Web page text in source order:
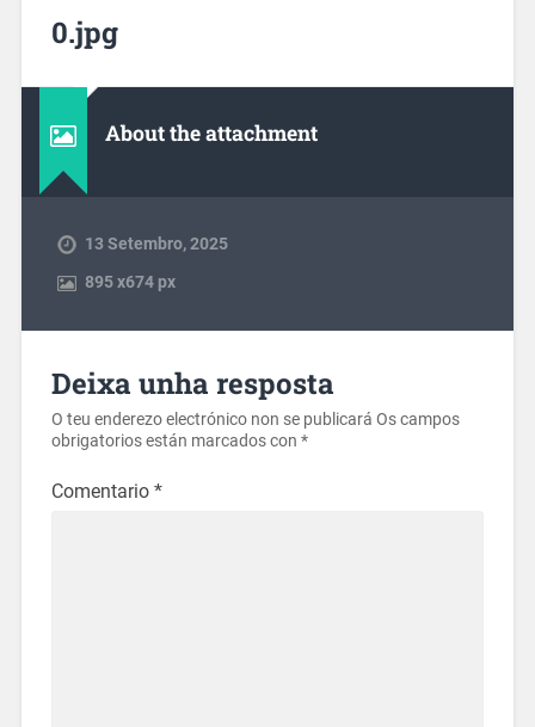
0.jpg
About the attachment
13 Setembro, 2025
895x674 px
Deixa unha resposta
O teu enderezo electrónico non se publicará Os campos
obrigatorios están marcados con *
Comentario *